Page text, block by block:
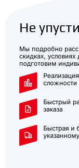
Не
Мы подробно
скидках, условиях
подготовим
сложности
Быстрый
заказа
Быстрая и